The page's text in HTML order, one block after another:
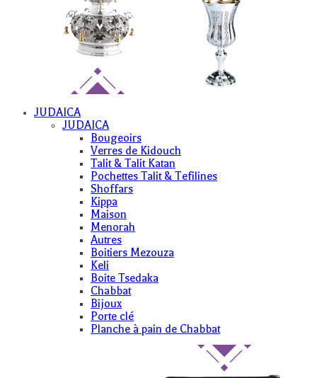
JUDAICA
JUDAICA
Bougeoirs
Verres de Kidouch
Talit & Talit Katan
Pochettes Talit & Tefilines
Shoffars
Kippa
Maison
Menorah
Autres
Boitiers Mezouza
Keli
Boite Tsedaka
Chabbat
Bijoux
Porte clé
Planche à pain de Chabbat